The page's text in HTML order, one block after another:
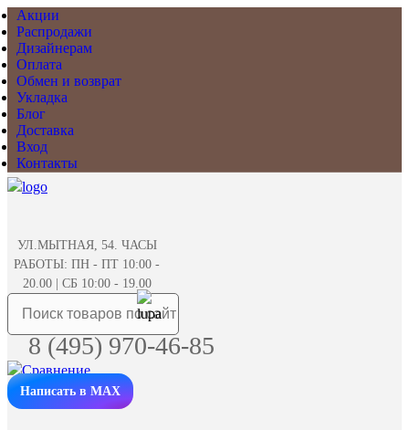
Акции
Распродажи
Дизайнерам
Оплата
Обмен и возврат
Укладка
Блог
Доставка
Вход
Контакты
УЛ.МЫТНАЯ, 54. ЧАСЫ
РАБОТЫ: ПН - ПТ 10:00 -
20.00 | СБ 10:00 - 19.00
8 (495) 970-46-85
Написать в MAX